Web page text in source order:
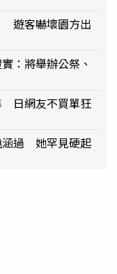
遊客嚇壞園方出
：將舉辦公祭、
日網友不買單狂
涵過 她罕見硬起